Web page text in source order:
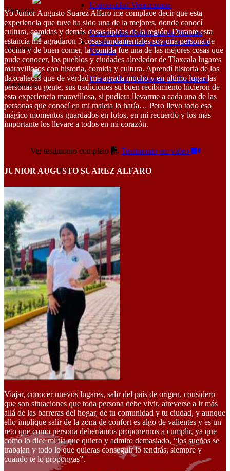
Veracruz
Universidad Veracruzana
Yucatán
Universidad Autónoma de Yucatán
Centro de Investigación Científica de
Yucatán
Zacatecas
Universidad Autónoma de Zacatecas
Yo Junior Augusto Suarez Alfaro me complace decir que esta
experiencia que tuve ha sido una de la mejores, donde conocí
cultura, comidas y demás cosas típicas de la región. Durante esta
estancia me agradaron 3 cosas fundamentales soy una persona de
cocina y de buen comer, la comida fue una de las mejores cosas que
pude conocer, los pueblos y ciudades alrededor de Tlaxcala lugares
maravillosos con historia, comida y cultura. Aprendí historia de los
tlaxcaltecas que de verdad me agrada mucho y en ultimo lugar las
personas su gente, sus tradiciones su buen recibimiento hicieron de
esta experiencia maravillosa, si pudiera llevarme a cada una de las
personas que conocí en mi maleta lo haría… Pero llevo todo eso
mágico momentos guardados en fotos, en mi recuerdo y los mas
importante los llevare a todos en mi corazón.
Ver testimonio completo Testimonio em video
JUNIOR AUGUSTO SUAREZ ALFARO
Viajar, conocer nuevos lugares, salir del país de origen, considero
que son situaciones que toda persona debe vivir, atreverse a ir más
allá de las barreras del hogar, de tu comunidad y tu ciudad, y aunque
ello implique salir de la zona de confort es algo de valientes y es un
reto que como persona deberíamos proponernos a cumplir, ya que
como lo dice mi tía que quiero y admiro demasiado, “los sueños se
trabajan y todo lo que quieras conseguir lo tendrás, siempre y
cuando te lo propongas”.